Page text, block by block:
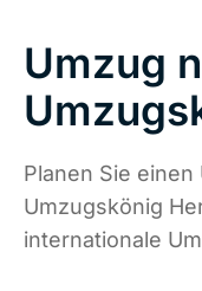
Umzug
Planen Sie
Umzugskönig
internationale